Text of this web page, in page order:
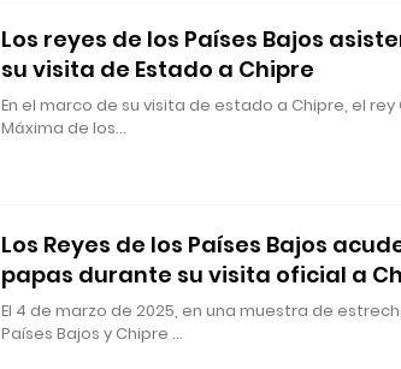
Los reyes de los Países Bajos
su visita de Estado a Chipre
En el marco de su visita de estado a Chipre, el
Máxima de los…
Los Reyes de los Países Bajos
papas durante su visita oficial a
El 4 de marzo de 2025, en una muestra de
Países Bajos y Chipre …